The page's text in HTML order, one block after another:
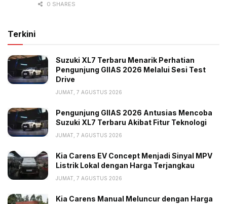
0 SHARES
Terkini
Suzuki XL7 Terbaru Menarik Perhatian
Pengunjung GIIAS 2026 Melalui Sesi Test
Drive
JUMAT, 7 AGUSTUS 2026
Pengunjung GIIAS 2026 Antusias Mencoba
Suzuki XL7 Terbaru Akibat Fitur Teknologi
JUMAT, 7 AGUSTUS 2026
Kia Carens EV Concept Menjadi Sinyal MPV
Listrik Lokal dengan Harga Terjangkau
JUMAT, 7 AGUSTUS 2026
Kia Carens Manual Meluncur dengan Harga